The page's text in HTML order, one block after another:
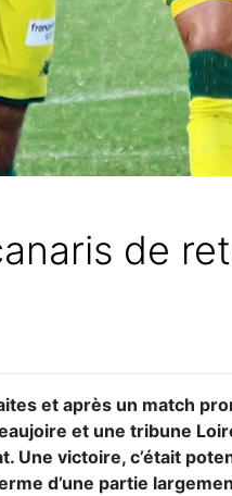
de
et après un match
et une tribune
Une victoire, c’était
d’une partie